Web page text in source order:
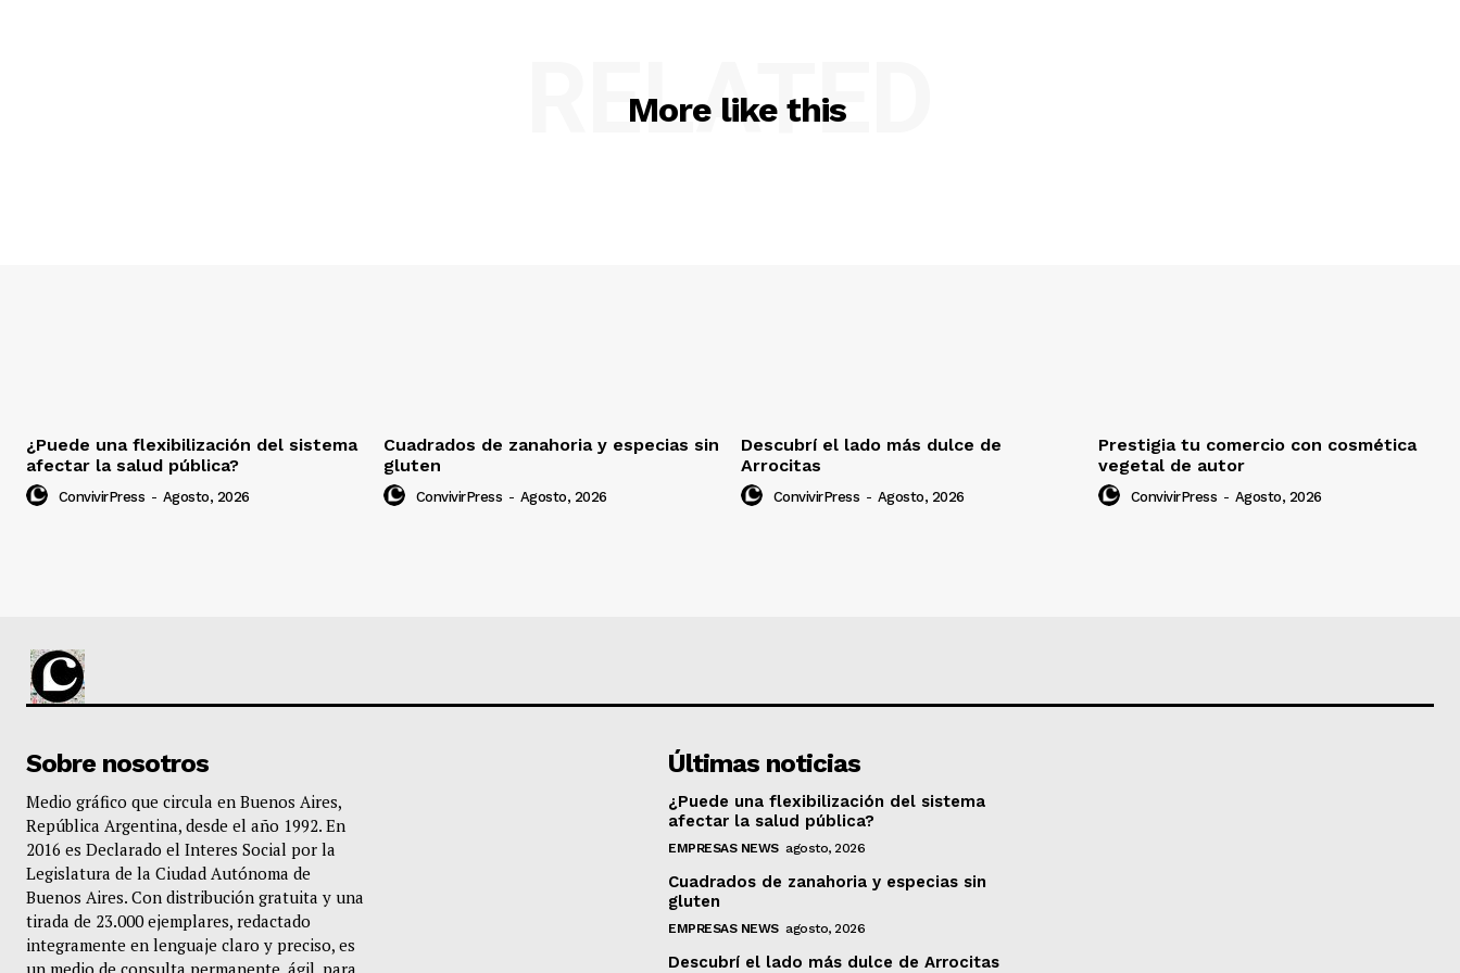
More like this
RELATED
¿Puede una flexibilización del sistema
afectar la salud pública?
ConvivirPress - Agosto, 2026
Cuadrados de zanahoria y especias sin
gluten
ConvivirPress - Agosto, 2026
Descubrí el lado más dulce de
Arrocitas
ConvivirPress - Agosto, 2026
Prestigia tu comercio con cosmética
vegetal de autor
ConvivirPress - Agosto, 2026
Sobre nosotros
Medio gráfico que circula en Buenos Aires,
República Argentina, desde el año 1992. En
2016 es Declarado el Interes Social por la
Legislatura de la Ciudad Autónoma de
Buenos Aires. Con distribución gratuita y una
tirada de 23.000 ejemplares, redactado
integramente en lenguaje claro y preciso, es
un medio de consulta permanente, ágil, para
Últimas noticias
¿Puede una flexibilización del sistema
afectar la salud pública?
EMPRESAS NEWS agosto, 2026
Cuadrados de zanahoria y especias sin
gluten
EMPRESAS NEWS agosto, 2026
Descubrí el lado más dulce de Arrocitas